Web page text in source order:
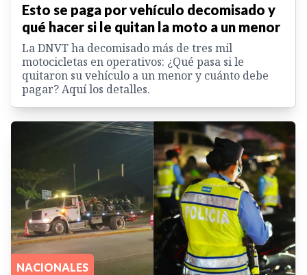
Esto se paga por vehículo decomisado y
qué hacer si le quitan la moto a un menor
La DNVT ha decomisado más de tres mil
motocicletas en operativos: ¿Qué pasa si le
quitaron su vehículo a un menor y cuánto debe
pagar? Aquí los detalles.
NACIONALES